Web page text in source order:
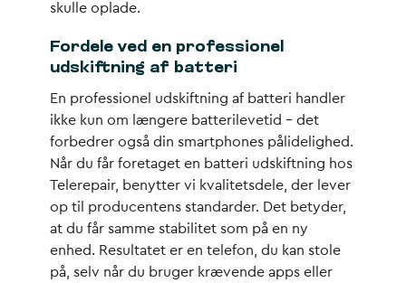
skulle oplade.
Fordele ved en professionel
udskiftning af batteri
En professionel udskiftning af batteri handler
ikke kun om længere batterilevetid – det
forbedrer også din smartphones pålidelighed.
Når du får foretaget en batteri udskiftning hos
Telerepair, benytter vi kvalitetsdele, der lever
op til producentens standarder. Det betyder,
at du får samme stabilitet som på en ny
enhed. Resultatet er en telefon, du kan stole
på, selv når du bruger krævende apps eller